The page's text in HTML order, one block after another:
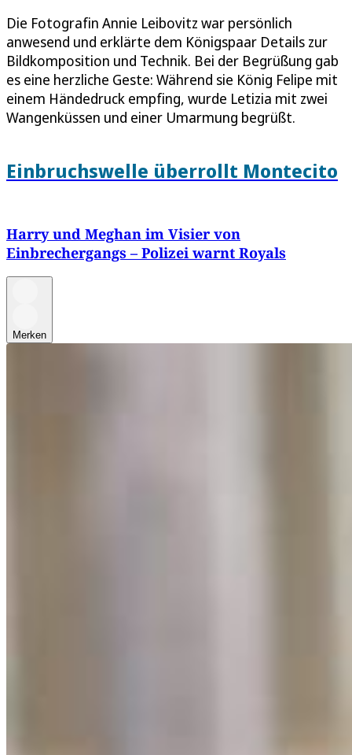
Die Fotografin Annie Leibovitz war persönlich
anwesend und erklärte dem Königspaar Details zur
Bildkomposition und Technik. Bei der Begrüßung gab
es eine herzliche Geste: Während sie König Felipe mit
einem Händedruck empfing, wurde Letizia mit zwei
Wangenküssen und einer Umarmung begrüßt.
Einbruchswelle überrollt Montecito
Harry und Meghan im Visier von
Einbrechergangs – Polizei warnt Royals
Merken